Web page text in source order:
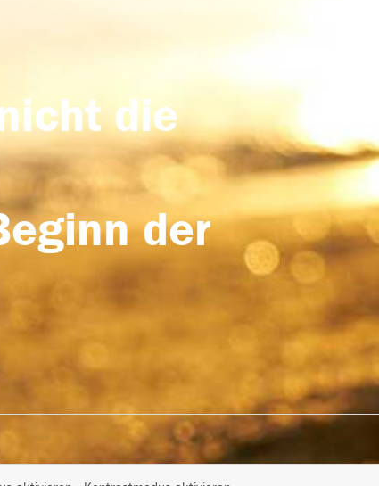
die
der